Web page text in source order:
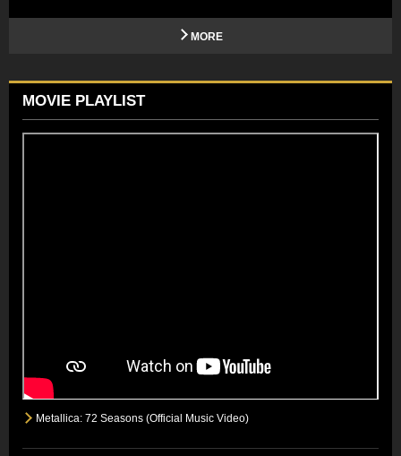
MORE
MOVIE PLAYLIST
Metallica: 72 Seasons (Official Music Video)